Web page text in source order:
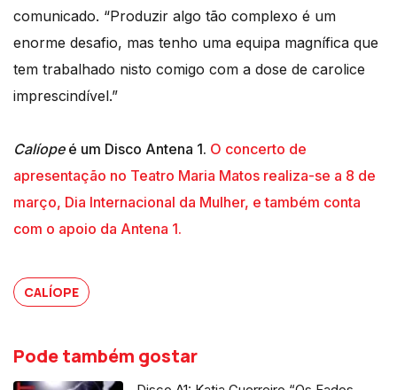
comunicado. “Produzir algo tão complexo é um
enorme desafio, mas tenho uma equipa magnífica que
tem trabalhado nisto comigo com a dose de carolice
imprescindível.”
Calíope é um Disco Antena 1. O concerto de
apresentação no Teatro Maria Matos realiza-se a 8 de
março, Dia Internacional da Mulher, e também conta
com o apoio da Antena 1.
CALÍOPE
Pode também gostar